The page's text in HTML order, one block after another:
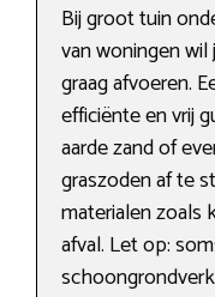
Bij groot tuin
van woningen
graag afvoeren.
efficiënte en vrij
aarde zand of
graszoden af te
materialen zoals
afval. Let op: